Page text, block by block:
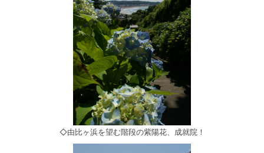
◇由比ヶ浜を望む階段の紫陽花、成就院！